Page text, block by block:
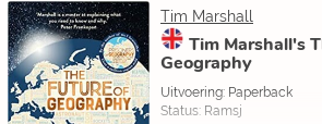
Tim Marshall
Tim Marshall's
Geography
Uitvoering: Paperback
Status: Ramsj